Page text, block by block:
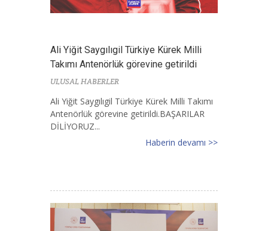
Ali Yiğit Saygılıgil Türkiye Kürek Milli
Takımı Antenörlük görevine getirildi
ULUSAL HABERLER
Ali Yiğit Saygılıgil Türkiye Kürek Milli Takımı
Antenörlük görevine getirildi.BAŞARILAR
DİLİYORUZ...
Haberin devamı >>